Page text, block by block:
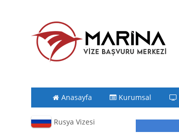
Anasayfa Kurumsal
Rusya Vizesi